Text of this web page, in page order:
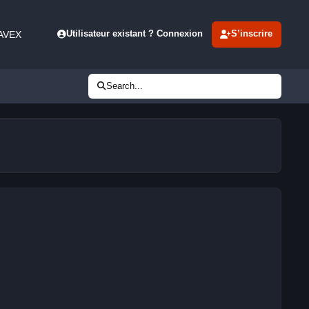
Utilisateur existant ? Connexion S’inscrire
Search...